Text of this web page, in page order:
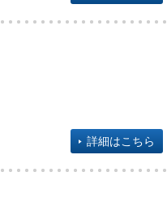
詳細はこちら